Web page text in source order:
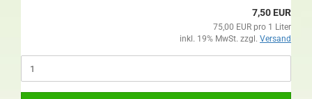
7,50 EUR
75,00 EUR pro 1 Liter
inkl. 19% MwSt. zzgl. Versand